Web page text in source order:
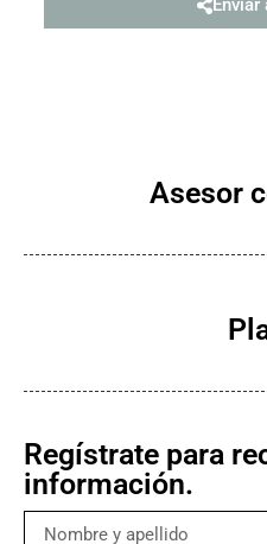
Regístrate para
información.
Asesor
Enviar